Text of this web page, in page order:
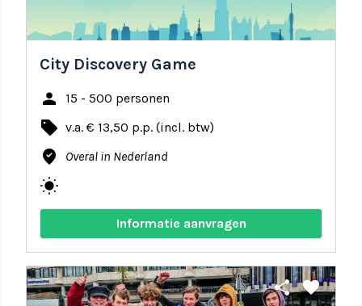
City Discovery Game
person 15 - 500 personen
local_offer v.a. € 13,50 p.p. (incl. btw)
where_to_vote Overal in Nederland
wb_sunny
Informatie aanvragen
share favorite